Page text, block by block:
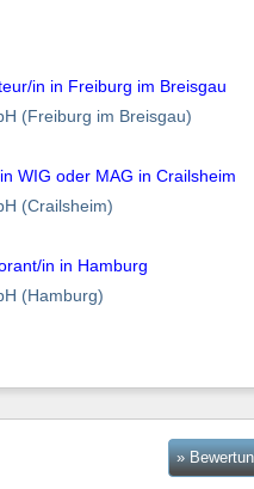
in in Freiburg im Breisgau
(Freiburg im Breisgau)
WIG oder MAG in Crailsheim
(Crailsheim)
in in Hamburg
(Hamburg)
»